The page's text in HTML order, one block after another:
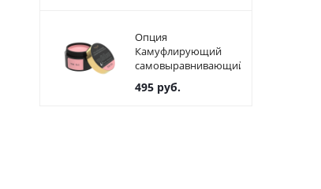
Опция
Камуфлирующий
самовыравнивающийся
гель светло-розовый
(холодный) Тон №3
495 руб.